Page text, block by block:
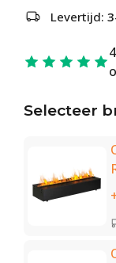
Levertijd:
Selecteer